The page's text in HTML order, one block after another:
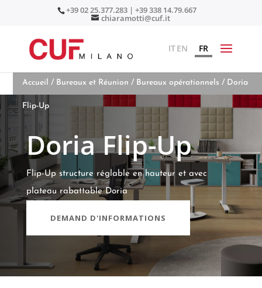
+39 02 25.377.283 | +39 338 14.79.667
chiaramotti@cuf.it
ITEN FR
Accueil / Bureaux et Réunion / Bureaux opérationnels / Doria
Flip-Up
Doria Flip-Up
Flip-Up structure réglable en hauteur et avec
plateau rabattable Doria
DEMAND D'INFORMATIONS